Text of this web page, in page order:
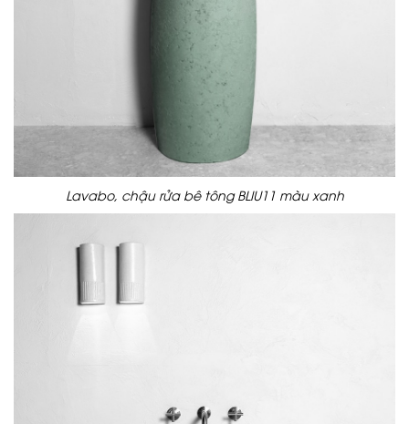
Lavabo, chậu rửa bê tông BLIU11 màu xanh